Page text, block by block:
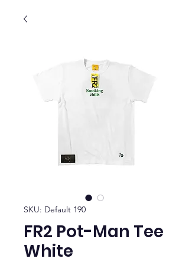
SKU: Default 190
FR2 Pot-Man Tee
White